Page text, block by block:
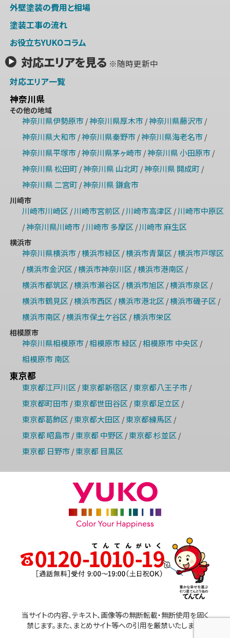
外壁塗装の費用と相場
塗装工事の流れ
お役立ちYUKOコラム
対応エリアを見る ※随時更新中
対応エリア一覧
神奈川県
その他の地域
神奈川県伊勢原市/神奈川県厚木市/神奈川県藤沢市/
神奈川県大和市/神奈川県秦野市/神奈川県海老名市/
神奈川県平塚市/神奈川県茅ヶ崎市/神奈川県 小田原市/
神奈川県 松田町/神奈川県 山北町/神奈川県 開成町/
神奈川県 二宮町/神奈川県 鎌倉市
川崎市
川崎市川崎区/ 川崎市宮前区/ 川崎市高津区/ 川崎市中原区
/神奈川県川崎市/ 川崎市 多摩区/ 川崎市 麻生区
横浜市
神奈川県横浜市/横浜市緑区/横浜市青葉区/横浜市戸塚区
/横浜市金沢区/横浜市神奈川区/横浜市港南区/
横浜市都筑区/横浜市瀬谷区/横浜市旭区/横浜市泉区/
横浜市鶴見区/横浜市西区/横浜市港北区/横浜市磯子区/
横浜市南区/横浜市保土ケ谷区/横浜市栄区
相模原市
神奈川県相模原市/相模原市 緑区/相模原市 中央区/
相模原市 南区
東京都
東京都江戸川区/ 東京都新宿区/ 東京都八王子市/
東京都町田市/ 東京都世田谷区/ 東京都足立区/
東京都葛飾区/ 東京都大田区/ 東京都練馬区/
東京都 昭島市/ 東京都 中野区/ 東京都 杉並区/
東京都 日野市/ 東京都 目黒区
当サイトの内容、テキスト、画像等の無断転載・無断使用を固く
禁じます。また、まとめサイト等への引用を厳禁いたします。